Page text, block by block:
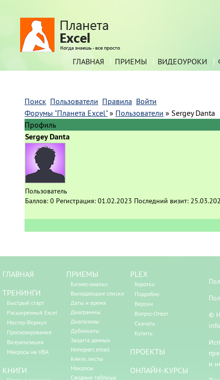
ГЛАВНАЯ ПРИЕМЫ ВИДЕОУРОКИ
Поиск Пользователи Правила Войти
Форумы "Планета Excel" » Пользователи » Sergey Danta
Профиль
Sergey Danta
Пользователь
Баллов: 0 Регистрация: 01.02.2023 Последний визит:
ГЛАВНАЯ
ТРЕНИНГИ
Быстрый старт
Расширенный Excel
Мастер Формул
Прогнозирование
Визуализация
Макросы на VBA
КНИГИ
ПРИЕМЫ
Бизнес-анализ
Выпадающие списки
Даты и время
Диаграммы
Диапазоны
Дубликаты
Защита данных
Интернет, email
Книги, листы
Макросы
Сводные таблицы
PLEX
Коротко
Подробно
Версии
Вопрос-Ответ
Скачать
Купить
ПРОЕКТЫ
ОНЛАЙН-КУРСЫ
©
и